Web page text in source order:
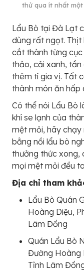
thử qua ít nhất một
Lẩu Bò tại Đà Lạt
dùng rất ngọt.
cắt thành từng cục
thảo, cải xanh,
thêm tí gia vị. Tất
thành món ăn hấp
Có thể nói Lẩu Bò
khí se lạnh của
mệt mỏi, hãy chạy
bằng nồi lẩu bò
thưởng thức xong,
mọi mệt mỏi đều
Địa chỉ tham
Lẩu Bò Quán
Hoàng Diệu,
Lâm Đồng
Quán Lẩu Bò
Đường Hoàng
Tỉnh Lâm